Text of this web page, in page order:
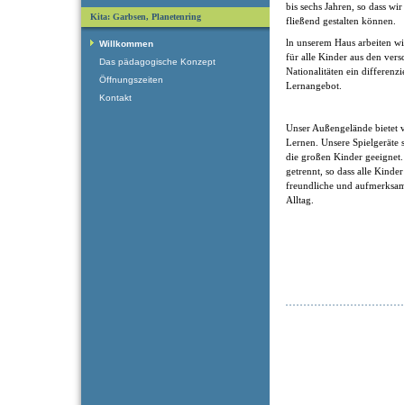
bis sechs Jahren, so dass
fließend gestalten können.
ln unserem Haus arbeiten
für alle Kinder aus den
Nationalitäten ein
Lernangebot.
Unser Außengelände bietet
Lernen. Unsere
die großen Kinder
getrennt, so dass alle
freundliche und
Alltag.
Kita: Garbsen, Planetenring
Willkommen
Das pädagogische Konzept
Öffnungszeiten
Kontakt